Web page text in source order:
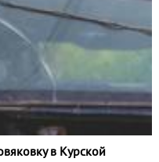
в Курской